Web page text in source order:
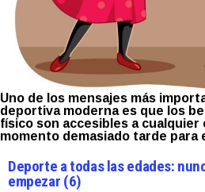
Uno de los mensajes más
deportiva moderna es que los
físico son accesibles a cualquier
momento demasiado tarde para
Deporte a todas las edades:
empezar (6)